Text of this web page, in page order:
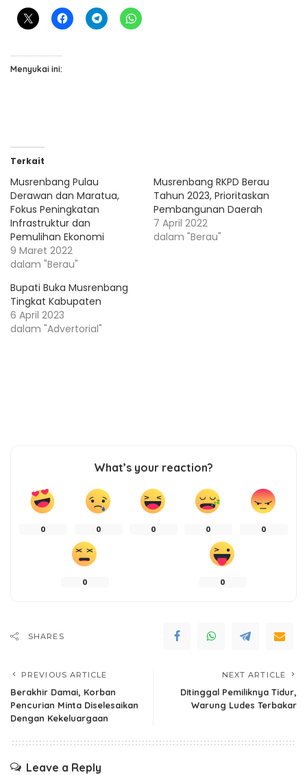
Menyukai ini:
Terkait
Musrenbang Pulau
Derawan dan Maratua,
Fokus Peningkatan
Infrastruktur dan
Pemulihan Ekonomi
9 Maret 2022
dalam "Berau"
Musrenbang RKPD Berau
Tahun 2023, Prioritaskan
Pembangunan Daerah
7 April 2022
dalam "Berau"
Bupati Buka Musrenbang
Tingkat Kabupaten
6 April 2023
dalam "Advertorial"
What’s your reaction?
0 0 0 0 0
0 0
SHARES
PREVIOUS ARTICLE
Berakhir Damai, Korban
Pencurian Minta Diselesaikan
Dengan Kekeluargaan
NEXT ARTICLE
Ditinggal Pemiliknya Tidur,
Warung Ludes Terbakar
Leave a Reply